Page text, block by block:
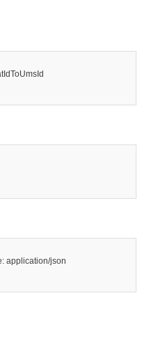
application/json